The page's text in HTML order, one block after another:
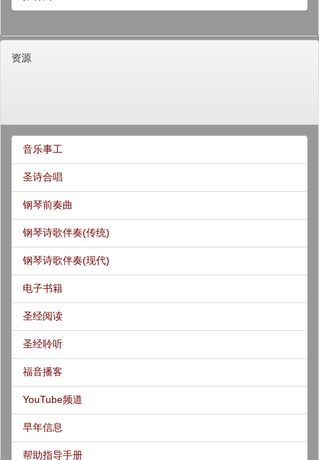
资源
音乐事工
圣诗合唱
钢琴前奏曲
钢琴诗歌伴奏(传统)
钢琴诗歌伴奏(现代)
电子书籍
圣经阅读
圣经聆听
福音播客
YouTube频道
早年信息
帮助指导手册